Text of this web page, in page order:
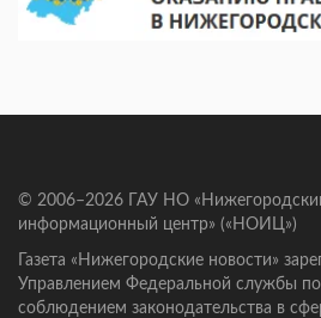
© 2006–2026 ГАУ НО
информационный центр» («НОИЦ»)
Газета «Нижегородские новости»
Управлением Федеральной службы по
соблюдением законодательства в